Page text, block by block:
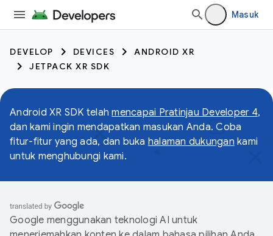
Masuk
DEVELOP DEVICES
ANDROID XR
JETPACK XR SDK
Android XR SDK telahmencapai Pratinjau Developer 4,
dan kami ingin mendapatkan masukan Anda. Coba
fitur-fitur yang ada, dan buka halaman dukungan kami
untuk menghubungi kami.
Google menggunakan teknologi AI untuk